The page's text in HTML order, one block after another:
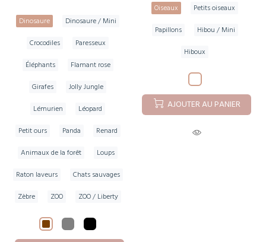
Dinosaure
Dinosaure / Mini
Crocodiles
Paresseux
Éléphants
Flamant rose
Girafes
Jolly Jungle
Lémurien
Léopard
Petit ours
Panda
Renard
Animaux de la forêt
Loups
Raton laveurs
Chats sauvages
Zèbre
ZOO ZOO / Liberty
Oiseaux
Petits oiseaux
Papillons
Hibou / Mini
Hiboux
AJOUTER AU PANIER